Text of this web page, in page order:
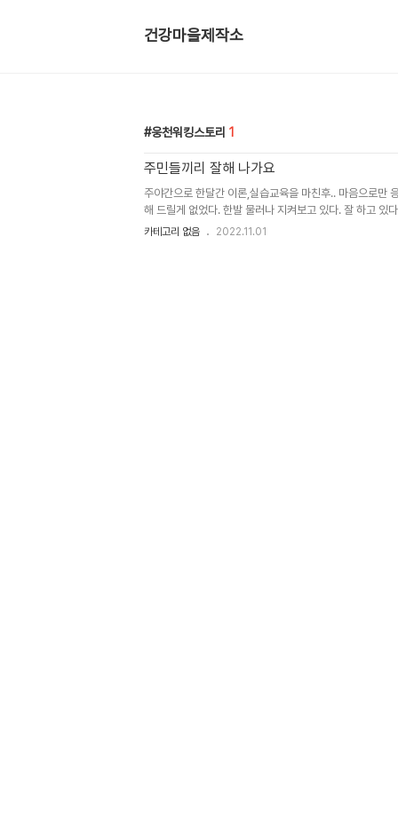
건강마을제작소
웅천워킹스토리 1
주민들끼리 잘해 나가요
주야간으로 한달간 이론,실습교육을 마친후.. 마음으로만
해 드릴게 없었다. 한발 물러나 지켜보고 있다. 잘 하고 있
리 화이팅♡
카테고리 없음 2022.11.01